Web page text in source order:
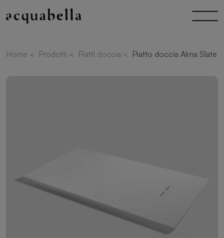
Home < Prodotti < Piatti doccia < Piatto doccia Alma Slate